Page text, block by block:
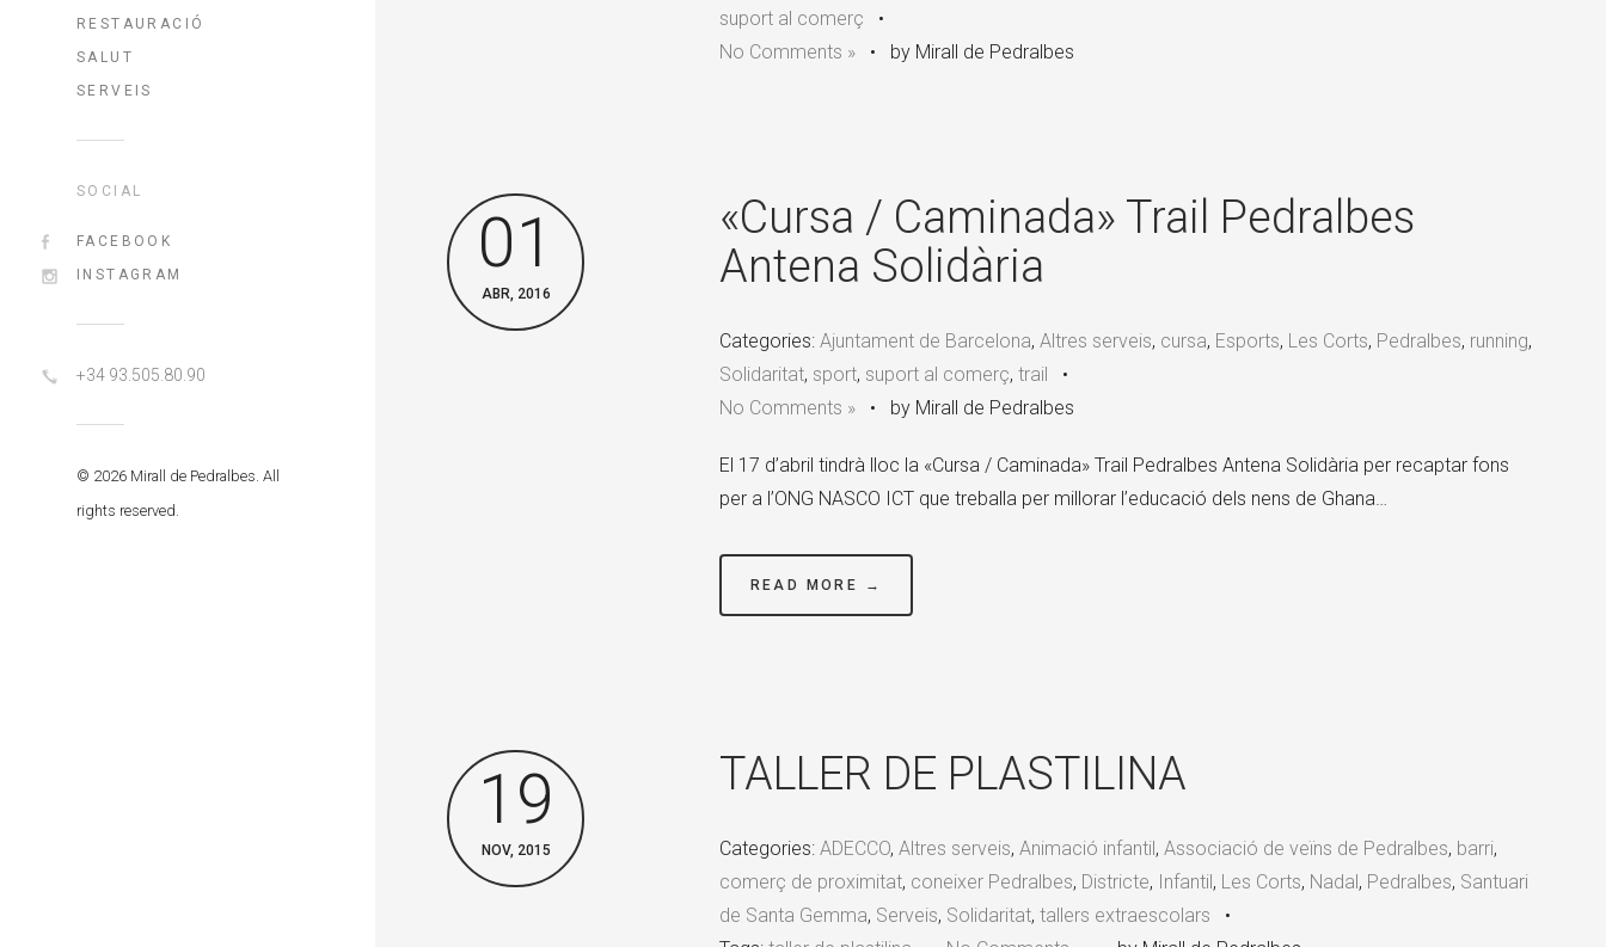
RESTAURACIÓ
SALUT
SERVEIS
SOCIAL
FACEBOOK
INSTAGRAM
+34 93.505.80.90
© 2026 Mirall de Pedralbes. All
rights reserved.
suport al comerç •
No Comments »• by Mirall de Pedralbes
01
ABR, 2016
«Cursa / Caminada» Trail Pedralbes
Antena Solidària
Categories: Ajuntament de Barcelona, Altres serveis, cursa, Esports, Les Corts, Pedralbes, running,
Solidaritat, sport, suport al comerç, trail
•
No Comments »• by Mirall de Pedralbes
El 17 d’abril tindrà lloc la «Cursa / Caminada» Trail Pedralbes Antena Solidària per recaptar fons
per a l’ONG NASCO ICT que treballa per millorar l’educació dels nens de Ghana…
READ MORE →
19
NOV, 2015
TALLER DE PLASTILINA
Categories: ADECCO, Altres serveis, Animació infantil, Associació de veïns de Pedralbes, barri,
comerç de proximitat, coneixer Pedralbes, Districte, Infantil, Les Corts, Nadal, Pedralbes, Santuari
de Santa Gemma, Serveis, Solidaritat, tallers extraescolars •